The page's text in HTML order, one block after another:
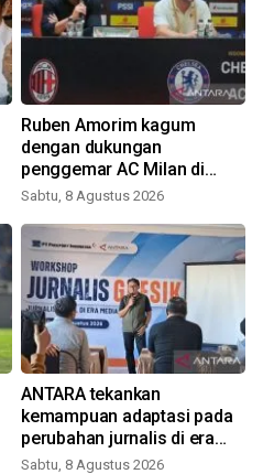
Ruben Amorim kagum
dengan dukungan
penggemar AC Milan di
Indonesia
Sabtu, 8 Agustus 2026
ANTARA tekankan
kemampuan adaptasi pada
perubahan jurnalis di era
digital
Sabtu, 8 Agustus 2026